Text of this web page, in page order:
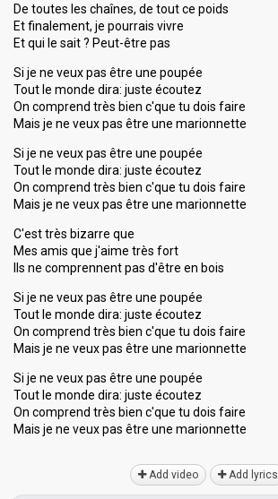
De toutes les chaînes, de tout ce poids
Et finalement, je pourrais vivre
Et qui le sait ? Peut-être pas
Si je ne veux pas être une poupée
Tout le monde dira: juste écoutez
On comprend très bien c'que tu dois faire
Mais je ne veux pas être une marionnette
Si je ne veux pas être une poupée
Tout le monde dira: juste écoutez
On comprend très bien c'que tu dois faire
Mais je ne veux pas être une marionnette
C'est très bizarre que
Mes amis que j'aime très fort
Ils ne comprennent pas d'être en bois
Si je ne veux pas être une poupée
Tout le monde dira: juste écoutez
On comprend très bien c'que tu dois faire
Mais je ne veux pas être une marionnette
Si je ne veux pas être une poupée
Tout le monde dira: juste écoutez
On comprend très bien c'que tu dois faire
Mais je ne veux paѕ être une mаrionnette
Add video Add lyrics